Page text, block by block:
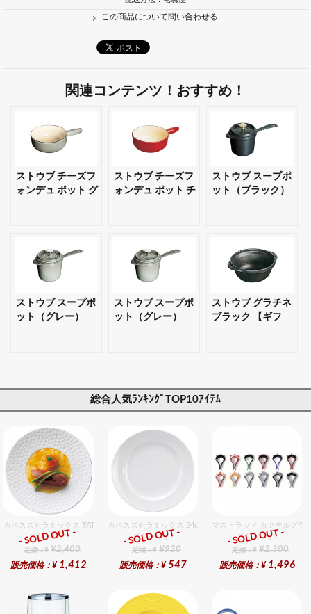
この商品について問い合わせる
関連コンテンツ！おすすめ！
ストウブ チーズフ
ォンデュ ポット グ
ストウブ チーズフ
ォンデュ ポット チ
ストウブ スープポ
ット（ブラック）
ストウブ スープポ
ット（グレー）
ストウブ スープポ
ット（グレー）
ストウブ グラチネ
ブラック 【ギフ
総合人気ﾗﾝｷﾝｸﾞTOP10ｱｲﾃﾑ
カネスズセラミックス TATAKI27cmディナー
総合ﾗﾝｷﾝｸﾞ
定価：¥ ¥2,400
販売価格：¥ 1,412
- SOLD OUT -
カネスズセラミックス 24cmミート
総合ﾗﾝｷﾝｸﾞ
定価：¥ ¥930
販売価格：¥ 547
- SOLD OUT -
マストラッド カクテルグ
総合ﾗﾝｷﾝｸﾞ
定価：¥ ¥2,300
販売価格：¥ 1,496
- SOLD OUT -